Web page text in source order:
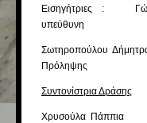
Εισηγήτριες :
υπεύθυνη
Σωτηροπούλου Δήμητρα
Πρόληψης
Συντονίστρια Δράσης
Χρυσούλα Πάππια